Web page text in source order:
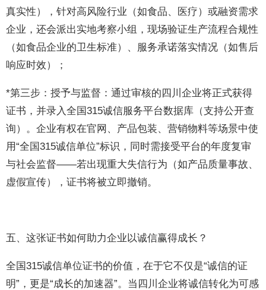
真实性），针对高风险行业（如食品、医疗）或融资需求
企业，还会派出实地考察小组，现场验证生产流程合规性
（如食品企业的卫生标准）、服务承诺落实情况（如售后
响应时效）；
*第三步：授予与监督：通过审核的四川企业将正式获得
证书，并录入全国315诚信服务平台数据库（支持公开查
询）。企业有权在官网、产品包装、营销物料等场景中使
用“全国315诚信单位”标识，同时需接受平台的年度复审
与社会监督——若出现重大失信行为（如产品质量事故、
虚假宣传），证书将被立即撤销。
五、这张证书如何助力企业以诚信赢得成长？
全国315诚信单位证书的价值，在于它不仅是“诚信的证
明”，更是“成长的加速器”。当四川企业将诚信转化为可感